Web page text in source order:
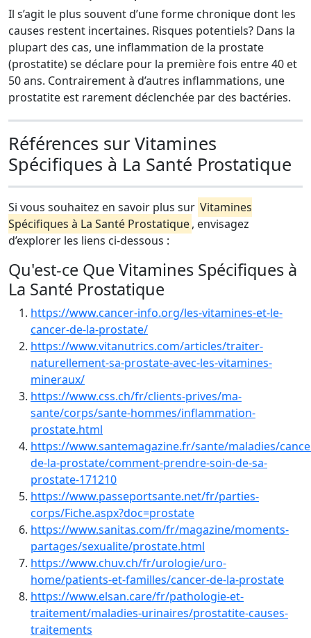
Il s’agit le plus souvent d’une forme chronique dont les
causes restent incertaines. Risques potentiels? Dans la
plupart des cas, une inflammation de la prostate
(prostatite) se déclare pour la première fois entre 40 et
50 ans. Contrai­re­ment à d’autres inflammations, une
prostatite est rarement déclenchée par des bactéries.
Références sur Vitamines
Spécifiques à La Santé Prostatique
Si vous souhaitez en savoir plus sur Vitamines
Spécifiques à La Santé Prostatique, envisagez
d’explorer les liens ci-dessous :
Qu'est-ce Que Vitamines Spécifiques à
La Santé Prostatique
https://www.cancer-info.org/les-vitamines-et-le-
cancer-de-la-prostate/
https://www.vitanutrics.com/articles/traiter-
naturellement-sa-prostate-avec-les-vitamines-
mineraux/
https://www.css.ch/fr/clients-prives/ma-
sante/corps/sante-hommes/inflammation-
prostate.html
https://www.santemagazine.fr/sante/maladies/
de-la-prostate/comment-prendre-soin-de-sa-
prostate-171210
https://www.passeportsante.net/fr/parties-
corps/Fiche.aspx?doc=prostate
https://www.sanitas.com/fr/magazine/moments-
partages/sexualite/prostate.html
https://www.chuv.ch/fr/urologie/uro-
home/patients-et-familles/cancer-de-la-prostate
https://www.elsan.care/fr/pathologie-et-
traitement/maladies-urinaires/prostatite-causes-
traitements